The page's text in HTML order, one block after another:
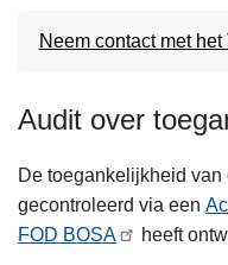
Neem contact met
Audit over
De toegankelijkheid
gecontroleerd via een
FOD BOSA
heeft